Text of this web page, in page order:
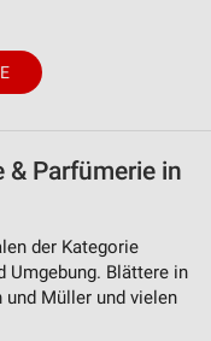
& Parfümerie in
der Kategorie
Umgebung. Blättere in
und Müller und vielen